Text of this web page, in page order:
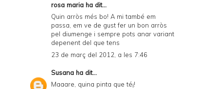
r
i
e
n
d
rosa maria ha dit...
Quin arròs més bo! A mi també em
passa, em ve de gust fer un bon arròs
pel diumenge i sempre pots anar variant
depenent del que tens
23 de març del 2012, a les 7:46
Susana ha dit...
Maaare, quina pinta que té¡!